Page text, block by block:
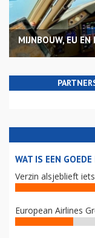
MIJNBOUW, EU
WAT IS EEN
Verzin alsjeblieft
European Airlines